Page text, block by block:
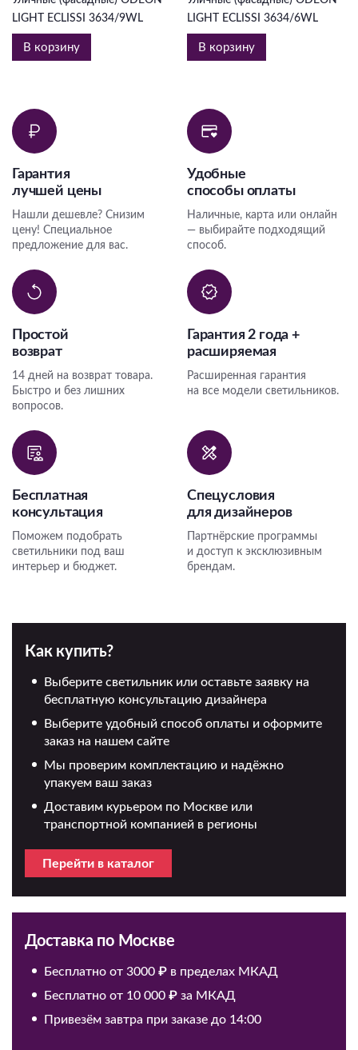
LIGHT ECLISSI 3634/9WL
В корзину
LIGHT ECLISSI 3634/6WL
В корзину
Гарантия
лучшей цены
Нашли дешевле? Снизим
цену! Специальное
предложение для вас.
Удобные
способы оплаты
Наличные, карта или онлайн
— выбирайте подходящий
способ.
Простой
возврат
14 дней на возврат товара.
Быстро и без лишних
вопросов.
Гарантия 2 года +
расширяемая
Расширенная гарантия
на все модели светильников.
Бесплатная
консультация
Поможем подобрать
светильники под ваш
интерьер и бюджет.
Спецусловия
для дизайнеров
Партнёрские программы
и доступ к эксклюзивным
брендам.
Как купить?
Выберите светильник или оставьте заявку на
бесплатную консультацию дизайнера
Выберите удобный способ оплаты и оформите
заказ на нашем сайте
Мы проверим комплектацию и надёжно
упакуем ваш заказ
Доставим курьером по Москве или
транспортной компанией в регионы
Перейти в каталог
Доставка по Москве
Бесплатно от 3000 ₽ в пределах МКАД
Бесплатно от 10 000 ₽ за МКАД
Привезём завтра при заказе до 14:00